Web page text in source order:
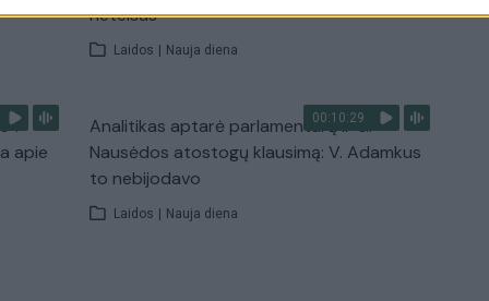
neteisus
Laidos | Nauja diena
apie
00:10:29
Analitikas aptarė parlamentarų ir G.
Nausėdos atostogų klausimą: V. Adamkus
to nebijodavo
Laidos | Nauja diena